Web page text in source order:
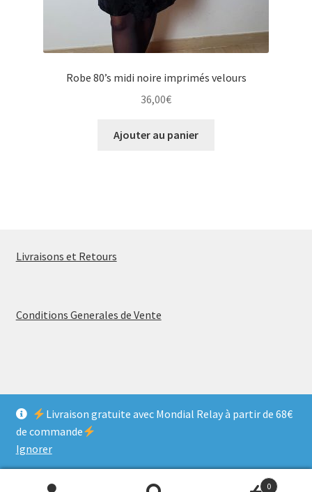
Livraison gratuite avec Mondial Relay à partir de 68€
de commande
Ignorer
Robe 80’s midi noire imprimés velours
36,00€
Ajouter au panier
Livraisons et Retours
Conditions Generales de Vente
Politique de confidentialité
Construit avec Storefront &
WooCommerce.
0